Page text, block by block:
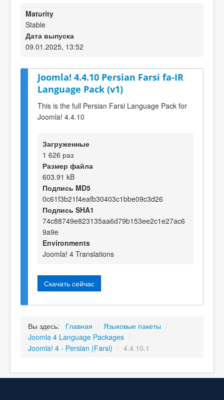
Maturity
Stable
Дата выпуска
09.01.2025, 13:52
Joomla! 4.4.10 Persian Farsi fa-IR
Language Pack (v1)
This is the full Persian Farsi Language Pack for
Joomla! 4.4.10
Загруженные
1 626 раз
Размер файла
603.91 kB
Подпись MD5
0c61f3b21f4eafb30403c1bbe09c3d26
Подпись SHA1
74c88749e823135aa6d79b153ee2c1e27ac6
9a9e
Environments
Joomla! 4 Translations
Скачать сейчас
Вы здесь: Главная / Языковые пакеты /
Joomla 4 Language Packages /
Joomla! 4 - Persian (Farsi) / 4.4.10.1